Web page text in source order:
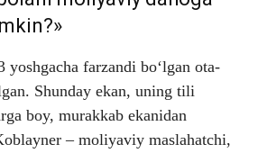
farzandi bo‘lgan ota-
Shunday ekan, uning tili
boy, murakkab ekanidan
– moliyaviy maslahatchi,